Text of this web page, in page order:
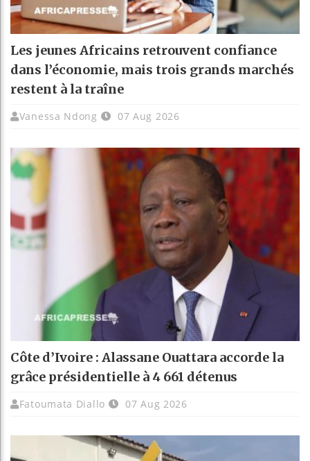
Les jeunes Africains retrouvent confiance
dans l’économie, mais trois grands marchés
restent à la traîne
Vanessa Ndong 07 Aug 2026
Côte d’Ivoire : Alassane Ouattara accorde la
grâce présidentielle à 4 661 détenus
Fatoumata Diallo 07 Aug 2026